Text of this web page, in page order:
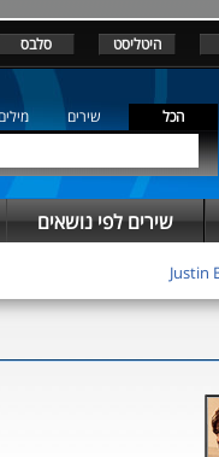
היטליסט סלבס
הכל שירים
שירים לפי נושאים
Justin